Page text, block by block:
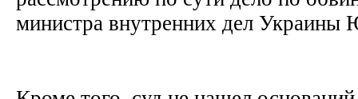
министра внутренних дел